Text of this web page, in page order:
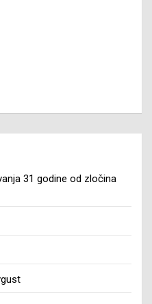
31 godine od zločina